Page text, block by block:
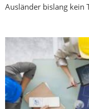
Ausländer bislang kein